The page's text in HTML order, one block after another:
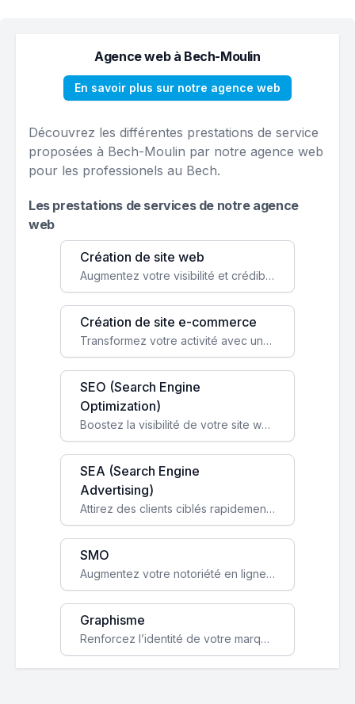
Agence web à Bech-Moulin
En savoir plus sur notre agence web
Découvrez les différentes prestations de service
proposées à Bech-Moulin par notre agence web
pour les professionels au Bech.
Les prestations de services de notre agence
web
Création de site web
Augmentez votre visibilité et crédibilité en ligne avec un site web performant, conçu pour attirer plus de clients.
Création de site e-commerce
Transformez votre activité avec une boutique en ligne, accessible à l'échelle mondiale 24/7.
SEO (Search Engine
Optimization)
Boostez la visibilité de votre site web sur Google et attirez du trafic qualifié grâce à nos stratégies SEO.
SEA (Search Engine
Advertising)
Attirez des clients ciblés rapidement avec des campagnes publicitaires payantes optimisées pour vos objectifs.
SMO
Augmentez votre notoriété en ligne et stimulez la croissance de votre entreprise grâce à une stratégie sociale sur mesure.
Graphisme
Renforcez l’identité de votre marque avec un design unique qui capte l’attention et engage vos clients.